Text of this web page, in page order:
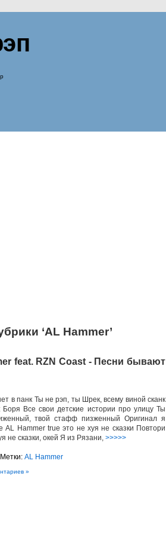
‘AL Hammer’
feat. RZN Coast - Песни бывают
в панк Ты не рэп, ты Шрек, всему виной сканк
Все свои детские истории про улицу Ты
твой стафф пизженный Оригинал я
Hammer true это не хуя не сказки Повтори
не сказки, окей Я из Рязани, >>>>>
Метки: AL Hammer
»